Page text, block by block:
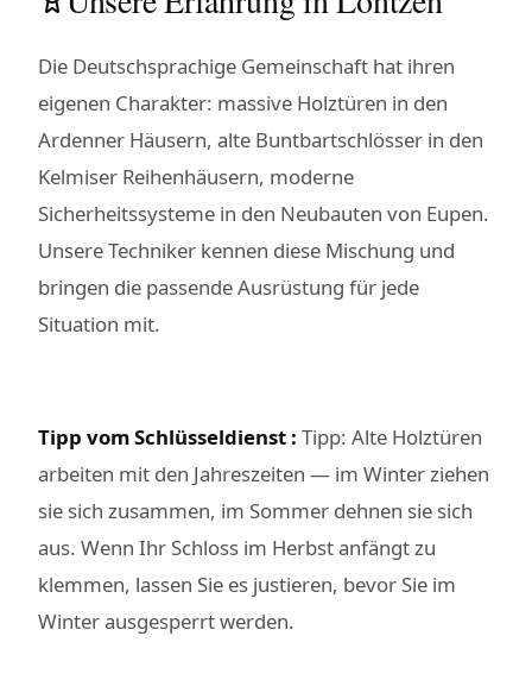
Die Deutschsprachige Gemeinschaft hat ihren
eigenen Charakter: massive Holztüren in den
Ardenner Häusern, alte Buntbartschlösser in den
Kelmiser Reihenhäusern, moderne
Sicherheitssysteme in den Neubauten von Eupen.
Unsere Techniker kennen diese Mischung und
bringen die passende Ausrüstung für jede
Situation mit.
Tipp vom Schlüsseldienst : Tipp: Alte Holztüren
arbeiten mit den Jahreszeiten — im Winter ziehen
sie sich zusammen, im Sommer dehnen sie sich
aus. Wenn Ihr Schloss im Herbst anfängt zu
klemmen, lassen Sie es justieren, bevor Sie im
Winter ausgesperrt werden.